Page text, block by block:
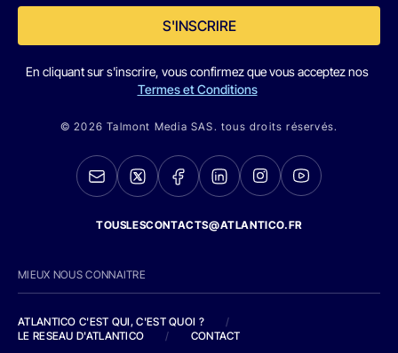
S'INSCRIRE
En cliquant sur s'inscrire, vous confirmez que vous acceptez nos
Termes et Conditions
© 2026 Talmont Media SAS. tous droits réservés.
TOUSLESCONTACTS@ATLANTICO.FR
MIEUX NOUS CONNAITRE
ATLANTICO C'EST QUI, C'EST QUOI ?
/
LE RESEAU D'ATLANTICO
/ CONTACT